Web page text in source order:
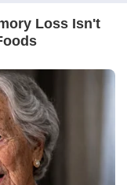
со најновите